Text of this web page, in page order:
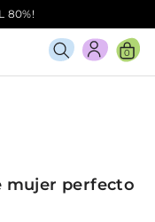
80%!
0
mujer perfecto